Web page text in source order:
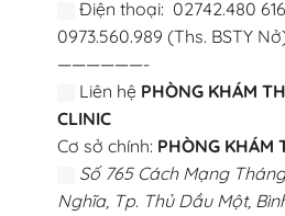
Điện thoại: 02742.480
0973.560.989 (Ths. BSTY
——————-
Liên hệ PHÒNG KHÁM
CLINIC
Cơ sở chính: PHÒNG KHÁM
Số 765 Cách Mạng
Nghĩa, Tp. Thủ Dầu Một,